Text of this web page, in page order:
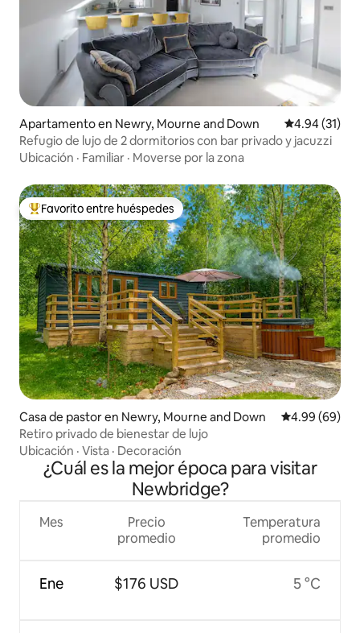
Apartamento en Newry, Mourne and Down Calificación
4.94 (31)
Refugio de lujo de 2 dormitorios con bar privado y jacuzzi
Ubicación · Familiar · Moverse por la zona
Favorito entre huéspedes preferido
Favorito entre huéspedes
Casa de pastor en Newry, Mourne and Down Calificación
4.99 (69)
Retiro privado de bienestar de lujo
Ubicación · Vista · Decoración
¿Cuál es la mejor época para visitar
Newbridge?
Mes
Ene
Precio
promedio
$176 USD
Temperatura
promedio
5 °C